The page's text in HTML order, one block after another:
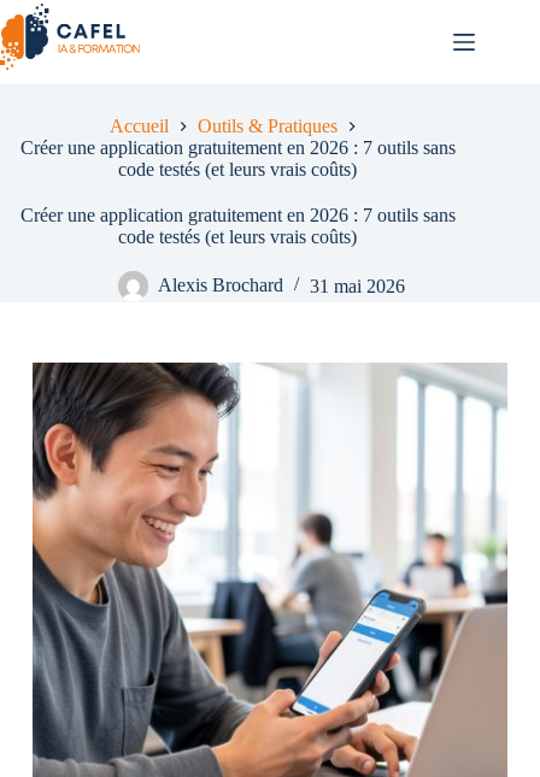
Passer
au
contenu
Accueil
Outils & Pratiques
Créer une application gratuitement en 2026 : 7 outils sans
code testés (et leurs vrais coûts)
Créer une application gratuitement en 2026 : 7 outils sans
code testés (et leurs vrais coûts)
Alexis Brochard 31 mai 2026